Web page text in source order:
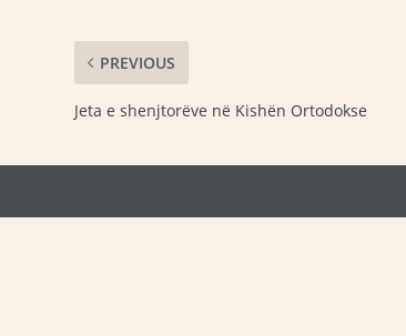
PREVIOUS
Jeta e shenjtorëve në Kishën Ortodokse